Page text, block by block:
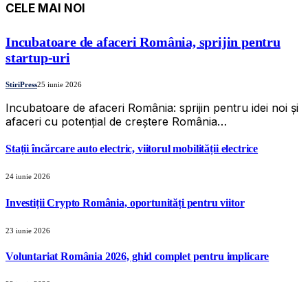
CELE MAI NOI
Incubatoare de afaceri România, sprijin pentru
startup-uri
StiriPress25 iunie 2026
Incubatoare de afaceri România: sprijin pentru idei noi și
afaceri cu potențial de creștere România…
Stații încărcare auto electric, viitorul mobilității electrice
24 iunie 2026
Investiții Crypto România, oportunități pentru viitor
23 iunie 2026
Voluntariat România 2026, ghid complet pentru implicare